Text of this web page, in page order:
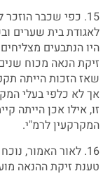
15. כפי שכבר
היו הנתבעים
זיקת הנאה מכוח
שאז הזכות הייתה
אך לא כלפי בעלי
המקרקעין לרמ"י.
16. לאור האמור,
טענת זיקת ההנאה